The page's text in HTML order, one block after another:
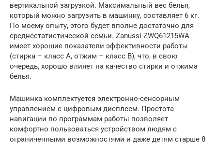
вертикальной загрузкой. Максимальный вес белья,
который можно загрузить в машинку, составляет 6 кг.
По моему опыту, этого будет вполне достаточно для
среднестатистической семьи. Zanussi ZWQ61215WA
имеет хорошие показатели эффективности работы
(стирка – класс А, отжим – класс В), что, в свою
очередь, хорошо влияет на качество стирки и отжима
белья.
Машинка комплектуется электронно-сенсорным
управлением с цифровым дисплеем. Простота
навигации по программам работы позволяет
комфортно пользоваться устройством людям с
ограниченными возможностями и даже детям старше 8